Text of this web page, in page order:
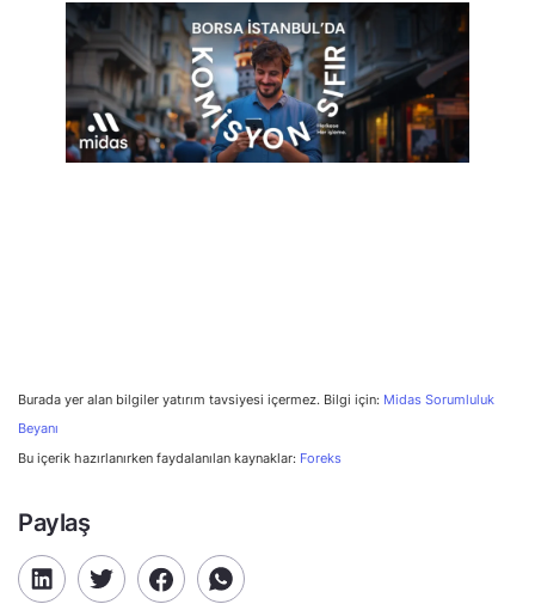
Burada yer alan bilgiler yatırım tavsiyesi içermez. Bilgi için: Midas Sorumluluk
Beyanı
Bu içerik hazırlanırken faydalanılan kaynaklar: Foreks
Paylaş